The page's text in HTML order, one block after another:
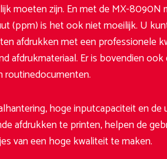
moeten zijn. En met de MX-8090N
(ppm) is het ook niet moeilijk. U
afdrukken met een professionele
afdrukmateriaal. Er is bovendien ook
routinedocumenten.
hoge inputcapaciteit en
afdrukken te printen, helpen de
van een hoge kwaliteit te maken.